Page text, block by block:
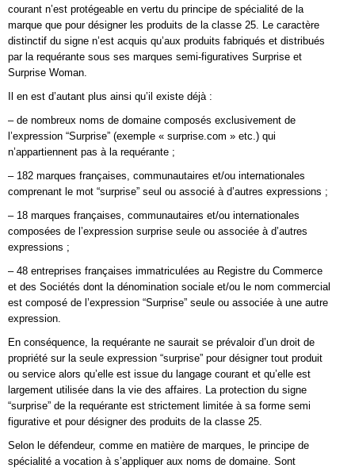
courant n’est protégeable en vertu du principe de spécialité de la
marque que pour désigner les produits de la classe 25. Le caractère
distinctif du signe n’est acquis qu’aux produits fabriqués et distribués
par la requérante sous ses marques semi-figuratives Surprise et
Surprise Woman.
Il en est d’autant plus ainsi qu’il existe déjà :
– de nombreux noms de domaine composés exclusivement de
l’expression “Surprise” (exemple « surprise.com » etc.) qui
n’appartiennent pas à la requérante ;
– 182 marques françaises, communautaires et/ou internationales
comprenant le mot “surprise” seul ou associé à d’autres expressions ;
– 18 marques françaises, communautaires et/ou internationales
composées de l’expression surprise seule ou associée à d’autres
expressions ;
– 48 entreprises françaises immatriculées au Registre du Commerce
et des Sociétés dont la dénomination sociale et/ou le nom commercial
est composé de l’expression “Surprise” seule ou associée à une autre
expression.
En conséquence, la requérante ne saurait se prévaloir d’un droit de
propriété sur la seule expression “surprise” pour désigner tout produit
ou service alors qu’elle est issue du langage courant et qu’elle est
largement utilisée dans la vie des affaires. La protection du signe
“surprise” de la requérante est strictement limitée à sa forme semi
figurative et pour désigner des produits de la classe 25.
Selon le défendeur, comme en matière de marques, le principe de
spécialité a vocation à s’appliquer aux noms de domaine. Sont